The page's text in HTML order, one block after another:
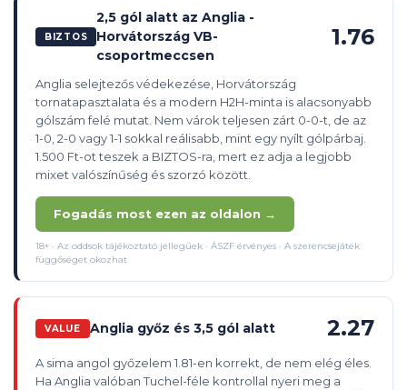
BIZTOS
2,5 gól alatt az Anglia -
Horvátország VB-
csoportmeccsen
1.76
Anglia selejtezős védekezése, Horvátország
tornatapasztalata és a modern H2H-minta is alacsonyabb
gólszám felé mutat. Nem várok teljesen zárt 0-0-t, de az
1-0, 2-0 vagy 1-1 sokkal reálisabb, mint egy nyílt gólpárbaj.
1.500 Ft-ot teszek a BIZTOS-ra, mert ez adja a legjobb
mixet valószínűség és szorzó között.
Fogadás most ezen az oldalon →
18+ · Az oddsok tájékoztató jellegűek · ÁSZF érvényes · A szerencsejáték
függőséget okozhat
VALUE Anglia győz és 3,5 gól alatt 2.27
A sima angol győzelem 1.81-en korrekt, de nem elég éles.
Ha Anglia valóban Tuchel-féle kontrollal nyeri meg a